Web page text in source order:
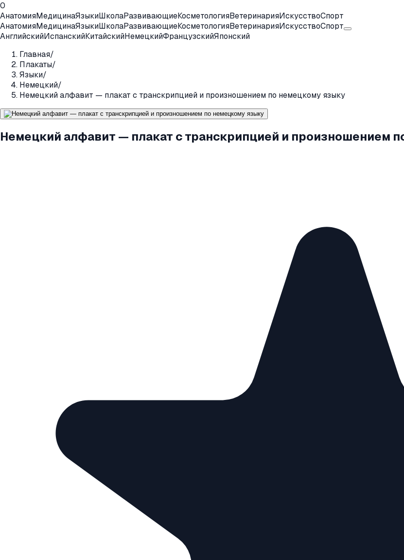
0
АнатомияМедицинаЯзыкиШколаРазвивающиеКосметологияВетеринарияИскусствоСпорт
АнатомияМедицинаЯзыкиШколаРазвивающиеКосметологияВетеринарияИскусствоСпорт
АнглийскийИспанскийКитайскийНемецкийФранцузскийЯпонский
Главная/
Плакаты/
Языки/
Немецкий/
Немецкий алфавит — плакат с транскрипцией и произношением по немецкому языку
Немецкий алфавит — плакат с транскрипцией и произношением